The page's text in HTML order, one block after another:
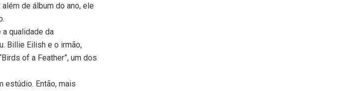
de álbum do ano, ele
a qualidade da
Billie Eilish e o irmão,
of a Feather”, um dos
estúdio. Então, mais